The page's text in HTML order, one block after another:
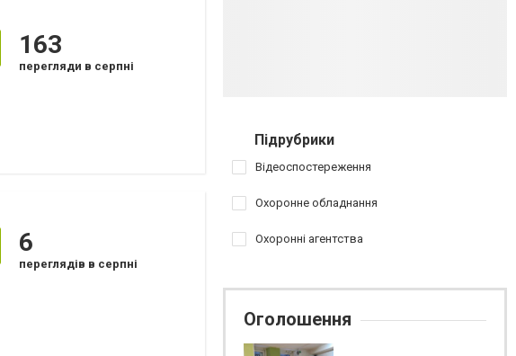
163
перегляди в серпні
6
переглядів в серпні
Підрубрики
Відеоспостереження
Охоронне обладнання
Охоронні агентства
Оголошення